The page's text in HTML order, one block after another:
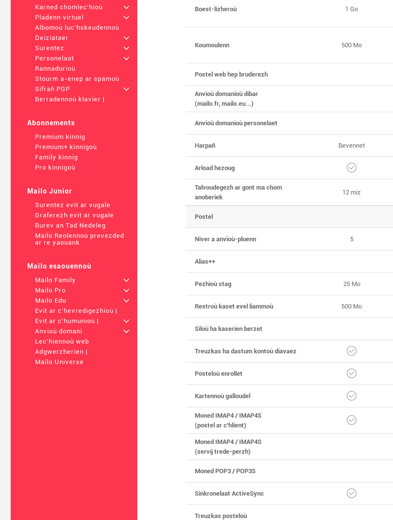
Karned chomlec'hioù
+
Pladenn virtuel
+
Albomoù luc'hskeudennoù
Deiziataer
+
Surentez
+
Personelaat
+
Rannadurioù
Stourm a-enep ar spamoù
Sifrañ PGP
+
Berradennoù klavier |
Abonnements
Premium kinnig
Premium+ kinnigoù
Family kinnig
Pro kinnigoù
Mailo Junior
Surentez evit ar vugale
Graferezh evit ar vugale
Burev an Tad Nedeleg
Mailo Reolennoù prevezded
ar re yaouank
Mailo esaouennoù
Mailo Family
+
Mailo Pro
+
Mailo Edu
+
Evit ar c'hevredigezhioù |
Evit ar c'humunioù |
+
Anvioù domani
+
Lec'hiennoù web
Adgwerzherien |
Mailo Universe
Boest-lizheroù 1 Go
Koumoulenn 500 Mo
Postel web hep bruderezh
Anvioù domanioù dibar
(mailo.fr, mailo.eu...)
Anvioù domanioù personelaet
Harpañ Bevennet
Arload hezoug
Talvoudegezh ar gont ma chom
anoberiek
12 miz
Postel
Niver a anvioù-pluenn 5
Alias++
Pezhioù stag 25 Mo
Restroù kaset evel liammoù 500 Mo
Siloù ha kaserien berzet
Treuzkas ha dastum kontoù diavaez
Posteloù enrollet
Kartennoù galloudel
Moned IMAP4 / IMAP4S
(postel ar c'hlient)
Moned IMAP4 / IMAP4S
(servij trede-perzh)
Moned POP3 / POP3S
Sinkronelaat ActiveSync
Treuzkas posteloù